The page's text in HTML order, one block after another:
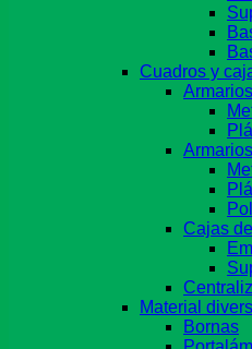
Cuadros y
Cajas
Material
Bornas